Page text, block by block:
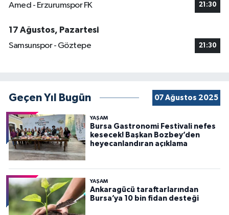
Amed - Erzurumspor FK 21:30
17 Ağustos, Pazartesi
Samsunspor - Göztepe
21:30
Geçen Yıl Bugün 07 Ağustos 2025
YAŞAM
Bursa Gastronomi Festivali nefes
kesecek! Başkan Bozbey’den
heyecanlandıran açıklama
YAŞAM
Ankaragücü taraftarlarından
Bursa’ya 10 bin fidan desteği